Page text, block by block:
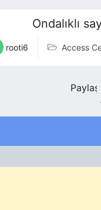
Ondalıklı
rooti6 Access
Paylaş: